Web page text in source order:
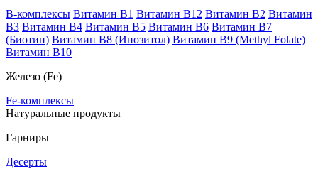
B-комплексы Витамин B1 Витамин B12 Витамин B2 Витамин
B3 Витамин B4 Витамин B5 Витамин B6 Витамин B7
(Биотин) Витамин B8 (Инозитол) Витамин B9 (Methyl Folate)
Витамин В10
Железо (Fe)
Fe-комплексы
Натуральные продукты
Гарниры
Десерты